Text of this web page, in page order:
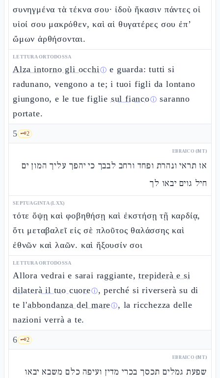
συνηγμένα τὰ τέκνα σου· ἰδοὺ ἥκασιν πάντες οἱ
υἱοί σου μακρόθεν, καὶ αἱ θυγατέρες σου ἐπ’
ὤμων ἀρθήσονται.
LETTURA ORTODOSSA
Alza intorno gli occhiⓘ e guarda: tutti si
radunano, vengono a te; i tuoi figli da lontano
giungono, e le tue figlie sul fiancoⓘ saranno
portate.
5 🗝️2
EBRAICO (MT)
אז תראי ונהרת ופחד ורחב לבבך כי יהפך עליך המון ים
חיל גוים יבאו לך
SEPTUAGINTA (LXX)
τότε ὄψῃ καὶ φοβηθήσῃ καὶ ἐκστήσῃ τῇ καρδίᾳ,
ὅτι μεταβαλεῖ εἰς σὲ πλοῦτος θαλάσσης καὶ
ἐθνῶν καὶ λαῶν. καὶ ἥξουσίν σοι
LETTURA ORTODOSSA
Allora vedrai e sarai raggiante,trepiderà e si
dilaterà il tuo cuoreⓘ, perché si riverserà su di
te l'abbondanza del mareⓘ, la ricchezza delle
nazioni verrà a te.
6 🗝️2
EBRAICO (MT)
שפעת גמלים תכסך בכרי מדין ועיפה כלם משבא יבאו